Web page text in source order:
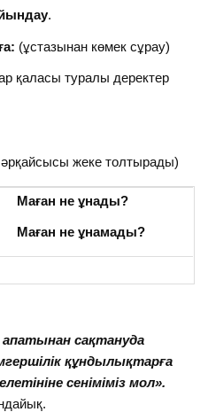
.
(ұстазынан көмек сұрау)
қаласы туралы деректер
жеке толтырады)
Маған не ұнады?
Маған не ұнамады?
сақтануда
құндылықтарға
сеніміміз мол».